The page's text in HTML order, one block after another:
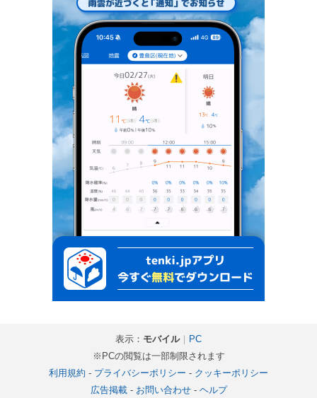
表示： モバイル｜ PC
※PCの閲覧は一部制限されます
利用規約 - プライバシーポリシー - クッキーポリシー
広告掲載- お問い合わせ- ヘルプ